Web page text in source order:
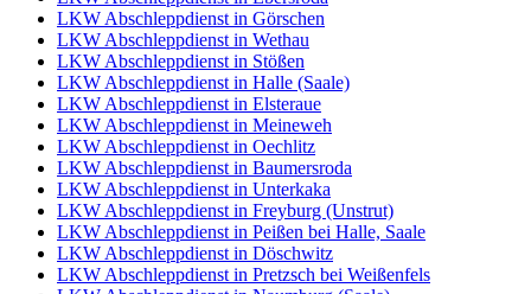
LKW Abschleppdienst in Görschen
LKW Abschleppdienst in Wethau
LKW Abschleppdienst in Stößen
LKW Abschleppdienst in Halle (Saale)
LKW Abschleppdienst in Elsteraue
LKW Abschleppdienst in Meineweh
LKW Abschleppdienst in Oechlitz
LKW Abschleppdienst in Baumersroda
LKW Abschleppdienst in Unterkaka
LKW Abschleppdienst in Freyburg (Unstrut)
LKW Abschleppdienst in Peißen bei Halle, Saale
LKW Abschleppdienst in Döschwitz
LKW Abschleppdienst in Pretzsch bei Weißenfels